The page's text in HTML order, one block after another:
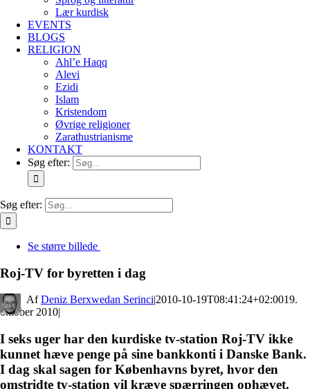
Lær kurdisk
EVENTS
BLOGS
RELIGION
Ahl’e Haqq
Alevi
Ezidi
Islam
Kristendom
Øvrige religioner
Zarathustrianisme
KONTAKT
Søg efter:
Søg efter:
Se større billede
Roj-TV for byretten i dag
By Deniz Berxwedan Serinci|2010-10-19T08:41:24+02:0019.
oktober 2010|
I seks uger har den kurdiske tv-station Roj-TV ikke
kunnet hæve penge på sine bankkonti i Danske Bank.
I dag skal sagen for Københavns byret, hvor den
omstridte tv-station vil kræve spærringen ophævet.